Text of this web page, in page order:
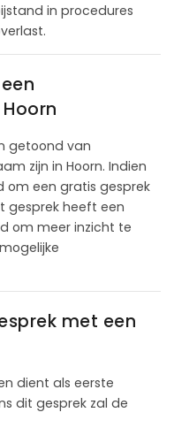
in procedures
getoond van
zijn in Hoorn. Indien
om een gratis gesprek
gesprek heeft een
om meer inzicht te
met een
dient als eerste
dit gesprek zal de